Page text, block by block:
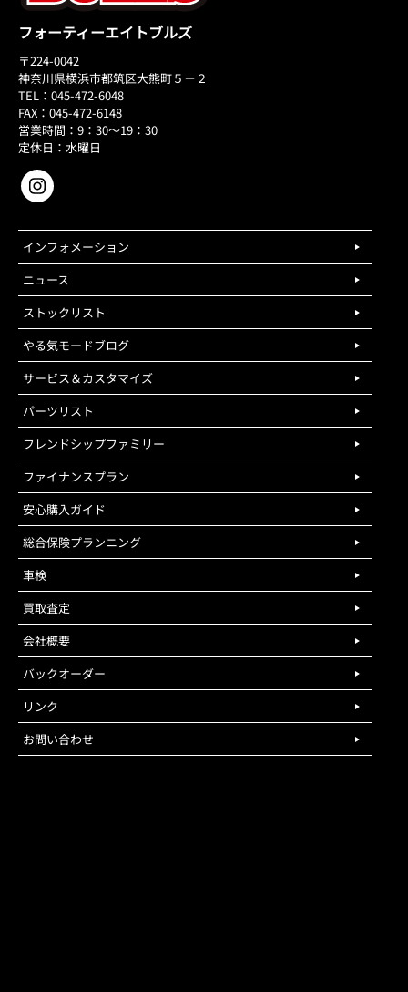
フォーティーエイトブルズ
〒224-0042
神奈川県横浜市都筑区大熊町５－２
TEL：045-472-6048
FAX：045-472-6148
営業時間：9：30～19：30
定休日：水曜日
インフォメーション
ニュース
ストックリスト
やる気モードブログ
サービス＆カスタマイズ
パーツリスト
フレンドシップファミリー
ファイナンスプラン
安心購入ガイド
総合保険プランニング
車検
買取査定
会社概要
バックオーダー
リンク
お問い合わせ